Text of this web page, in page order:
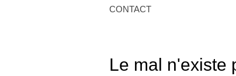
CONTACT
Le mal n'existe